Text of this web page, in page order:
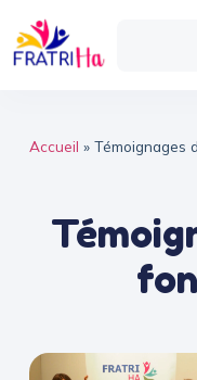
Accueil » Témoignages